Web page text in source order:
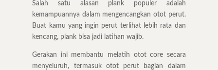
Salah satu alasan plank populer adalah
kemampuannya dalam mengencangkan otot perut.
Buat kamu yang ingin perut terlihat lebih rata dan
kencang, plank bisa jadi latihan wajib.
Gerakan ini membantu melatih otot core secara
menyeluruh, termasuk otot perut bagian dalam